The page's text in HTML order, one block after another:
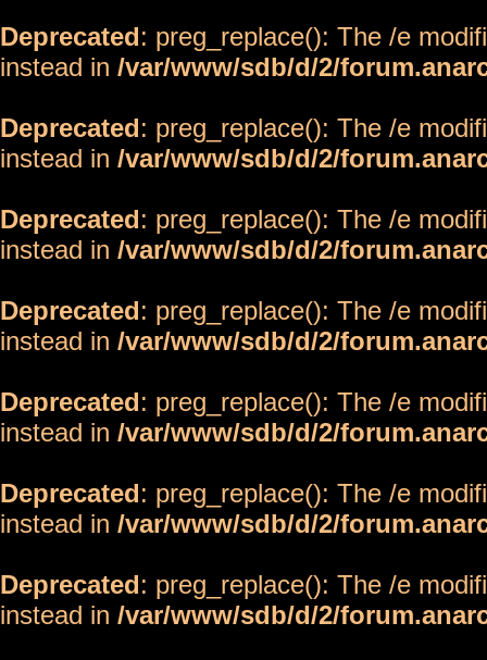
Deprecated: preg_replace(): The /e
instead in /var/www/sdb/d/2/
Deprecated: preg_replace(): The /e
instead in /var/www/sdb/d/2/
Deprecated: preg_replace(): The /e
instead in /var/www/sdb/d/2/
Deprecated: preg_replace(): The /e
instead in /var/www/sdb/d/2/
Deprecated: preg_replace(): The /e
instead in /var/www/sdb/d/2/
Deprecated: preg_replace(): The /e
instead in /var/www/sdb/d/2/
Deprecated: preg_replace(): The /e
instead in /var/www/sdb/d/2/